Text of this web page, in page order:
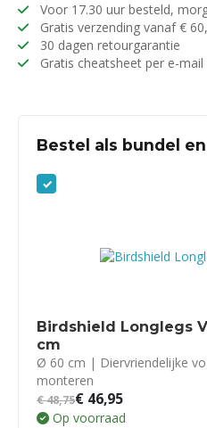
Voor 17.30 uur besteld,
Gratis verzending vanaf €
30 dagen retourgarantie
Gratis cheatsheet per e-mail
Bestel als bundel
Birdshield Longlegs
cm
Ø 60 cm | Diervriendelijke
monteren
€48,75€ 46,95
Op voorraad